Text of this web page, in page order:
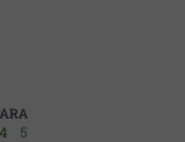
4 5